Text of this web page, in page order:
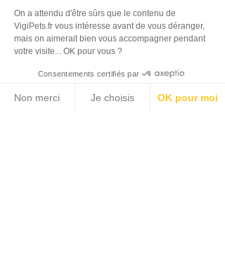
On a attendu d'être sûrs que le contenu de
VigiPets.fr vous intéresse avant de vous déranger,
mais on aimerait bien vous accompagner pendant
votre visite... OK pour vous ?
Consentements certifiés par
Non merci Je choisis OK pour moi